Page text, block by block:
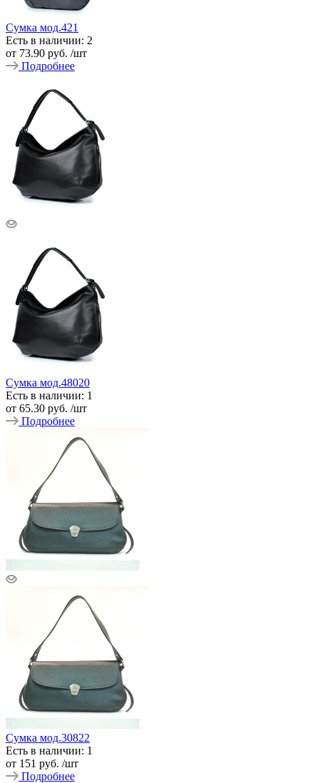
Сумка мод.421
Есть в наличии: 2
от 73.90 руб. /шт
Подробнее
Сумка мод.48020
Есть в наличии: 1
от 65.30 руб. /шт
Подробнее
Сумка мод.30822
Есть в наличии: 1
от 151 руб. /шт
Подробнее